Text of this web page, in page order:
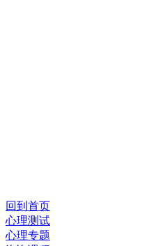
回到首页
心理测试
心理专题